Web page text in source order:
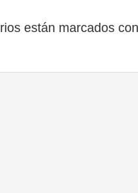
están marcados